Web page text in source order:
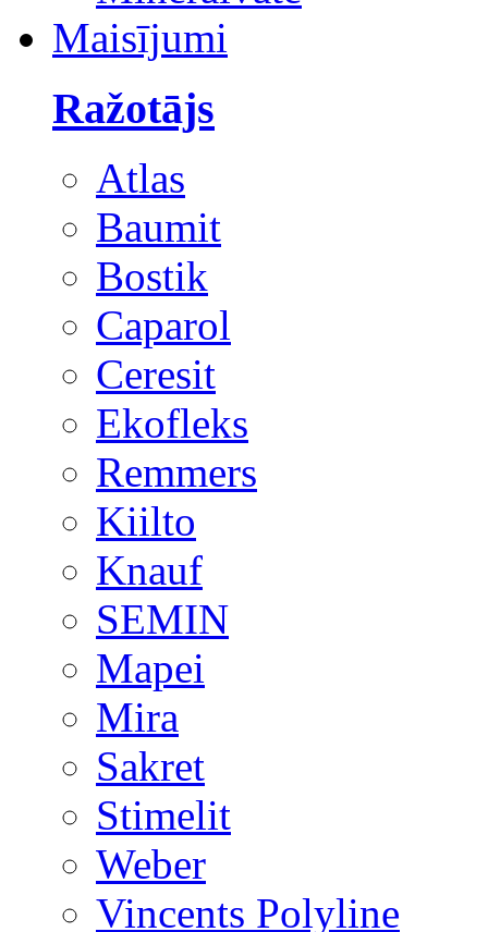
Maisījumi
Ražotājs
Atlas
Baumit
Bostik
Caparol
Ceresit
Ekofleks
Remmers
Kiilto
Knauf
SEMIN
Mapei
Mira
Sakret
Stimelit
Weber
Vincents Polyline